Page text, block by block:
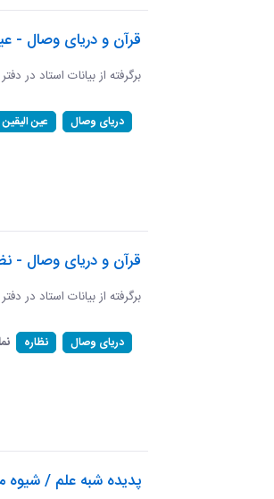
قرآن و دریای وصال -
برگرفته از بیانات استاد در
دریای وصال عین الیقین
قرآن و دریای وصال -
برگرفته از بیانات استاد در
دریای وصال نظاره
پدیده شبه علم / شیوه